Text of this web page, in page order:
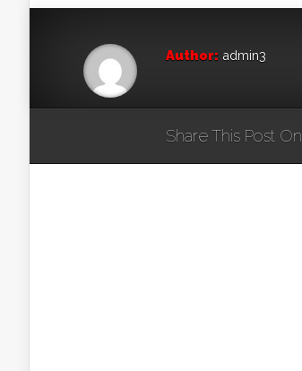
Author: admin3
Share This Post On